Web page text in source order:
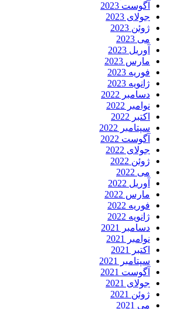
آگوست 2023
جولای 2023
ژوئن 2023
می 2023
آوریل 2023
مارس 2023
فوریه 2023
ژانویه 2023
دسامبر 2022
نوامبر 2022
اکتبر 2022
سپتامبر 2022
آگوست 2022
جولای 2022
ژوئن 2022
می 2022
آوریل 2022
مارس 2022
فوریه 2022
ژانویه 2022
دسامبر 2021
نوامبر 2021
اکتبر 2021
سپتامبر 2021
آگوست 2021
جولای 2021
ژوئن 2021
می 2021